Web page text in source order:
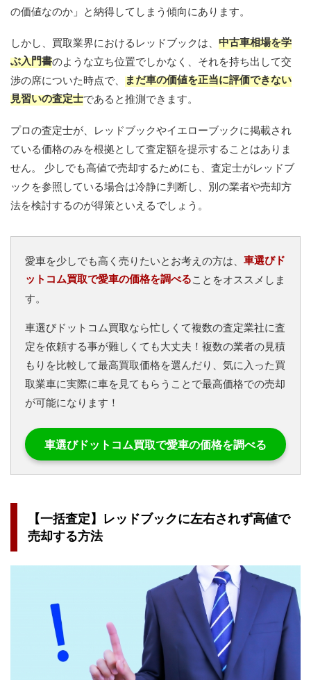
の価値なのか」と納得してしまう傾向にあります。
しかし、買取業界におけるレッドブックは、 中古車相場を学
ぶ入門書のような立ち位置でしかなく、それを持ち出して交
渉の席についた時点で、 まだ車の価値を正当に評価できない
見習いの査定士であると推測できます。
プロの査定士が、レッドブックやイエローブックに掲載され
ている価格のみを根拠として査定額を提示することはありま
せん。 少しでも高値で売却するためにも、査定士がレッドブ
ックを参照している場合は冷静に判断し、別の業者や売却方
法を検討するのが得策といえるでしょう。
愛車を少しでも高く売りたいとお考えの方は、 車選びド
ットコム買取で愛車の価格を調べることをオススメしま
す。
車選びドットコム買取なら忙しくて複数の査定業社に査
定を依頼する事が難しくても大丈夫！複数の業者の見積
もりを比較して最高買取価格を選んだり、気に入った買
取業車に実際に車を見てもらうことで最高価格での売却
が可能になります！
車選びドットコム買取で愛車の価格を調べる
【一括査定】レッドブックに左右されず高値で
売却する方法